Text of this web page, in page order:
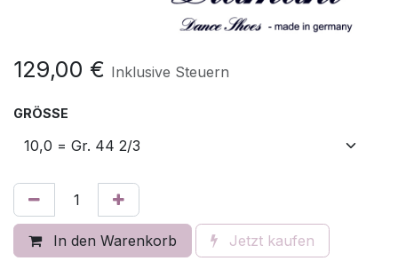
129,00 € Inklusive Steuern
GRÖSSE
In den Warenkorb Jetzt kaufen